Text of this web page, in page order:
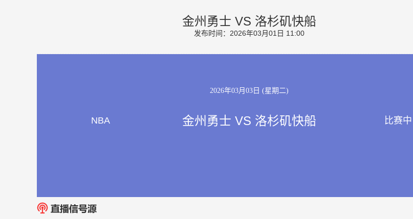
金州勇士 VS 洛杉矶快船
发布时间：2026年03月01日 11:00
2026年03月03日 (星期二)
NBA 金州勇士 VS 洛杉矶快船 比赛中